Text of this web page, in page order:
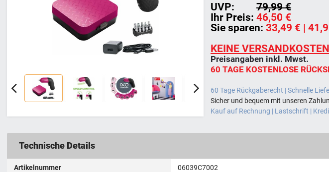
Ihr Preis: 46,50 €
UVP:
79,99 €
Sie sparen: 33,49 € |
KEINE VERSANDKOSTEN
Preisangaben inkl. Mwst.
60 TAGE KOSTENLOSE
60 Tage Rückgaberecht | Schnelle
Sicher und bequem mit unseren
Kauf auf Rechnung | Lastschrift |
Technische Details
Artikelnummer ‎06039C7002